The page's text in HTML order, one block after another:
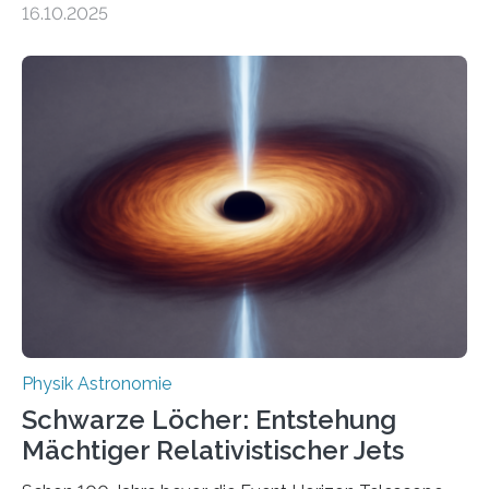
Größenordnung von Atomen gilt, deren physikalische
Quantenmotoren voranbringen. Das
Wissenschaftsjournal Science Advances veröffentlichte
die Herleitung. (DOI: 10.1126/sciadv.adw8462)
Verbrennungsmotoren oder Dampfturbinen sind
Wärmekraftmaschinen: Sie wandeln thermische
Energie in mechanische Bewegung um – oder anders
ausgedrückt, Wärme in Bewegung. In
quantenmechanischen Experimenten ist es in den…
16.10.2025
Physik Astronomie
Schwarze Löcher: Entstehung
Mächtiger Relativistischer Jets